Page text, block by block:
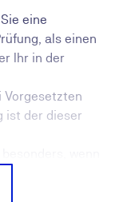
eine
als einen
Ihr in der
Vorgesetzten
ist der dieser